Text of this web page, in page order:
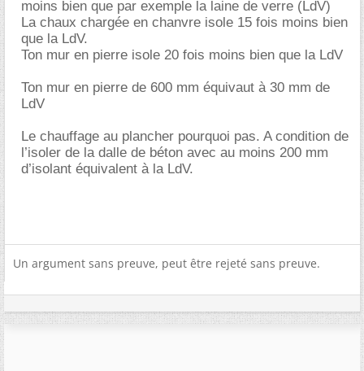
moins bien que par exemple la laine de verre (LdV)
La chaux chargée en chanvre isole 15 fois moins bien
que la LdV.
Ton mur en pierre isole 20 fois moins bien que la LdV
Ton mur en pierre de 600 mm équivaut à 30 mm de
LdV
Le chauffage au plancher pourquoi pas. A condition de
l’isoler de la dalle de béton avec au moins 200 mm
d’isolant équivalent à la LdV.
Un argument sans preuve, peut être rejeté sans preuve.